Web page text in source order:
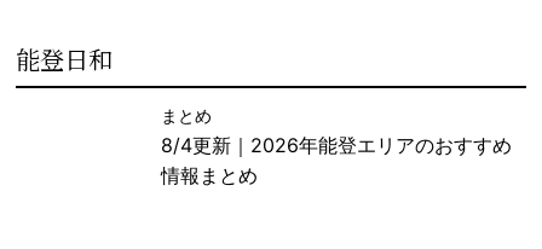
能登日和
まとめ
8/4更新｜2026年能登エリアのおすすめ
情報まとめ